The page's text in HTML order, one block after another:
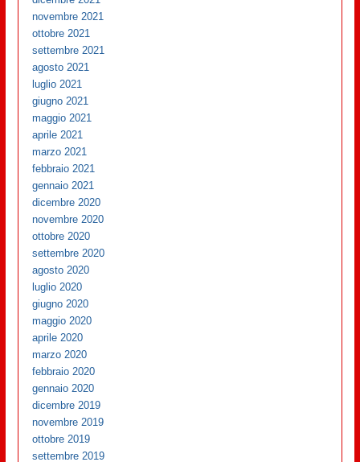
novembre 2021
ottobre 2021
settembre 2021
agosto 2021
luglio 2021
giugno 2021
maggio 2021
aprile 2021
marzo 2021
febbraio 2021
gennaio 2021
dicembre 2020
novembre 2020
ottobre 2020
settembre 2020
agosto 2020
luglio 2020
giugno 2020
maggio 2020
aprile 2020
marzo 2020
febbraio 2020
gennaio 2020
dicembre 2019
novembre 2019
ottobre 2019
settembre 2019